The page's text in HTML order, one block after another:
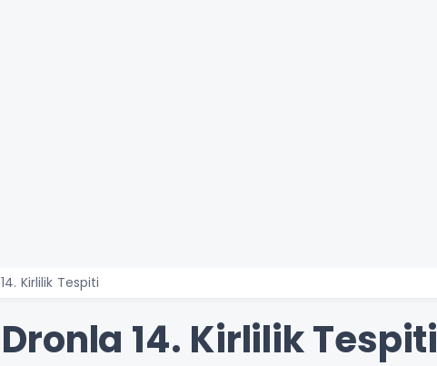
Kirlilik Tespiti
14. Kirlilik Tespiti